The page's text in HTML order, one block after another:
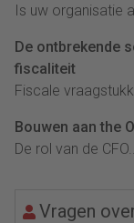
Is uw organisatie
De ontbrekende
fiscaliteit
Fiscale
Bouwen aan the
De rol van de CFO...
Vragen